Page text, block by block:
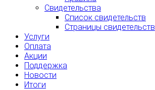
Свидетельства
Список свидетельств
Страницы свидетельств
Услуги
Оплата
Акции
Поддержка
Новости
Итоги